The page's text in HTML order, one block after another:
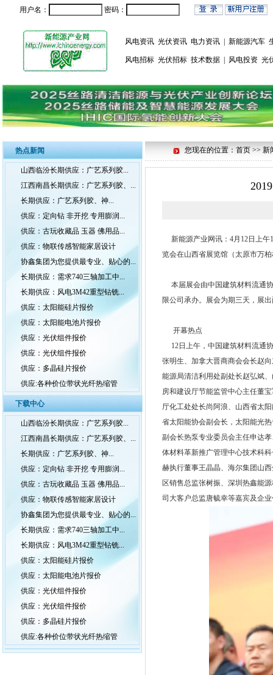
用户名： 密码：
风电资讯 光伏资讯 电力资讯 新能源汽车
风电招标 光伏招标 技术数据 风电投资 光
热点新闻
山西临汾长期供应：广艺系列胶...
江西南昌长期供应：广艺系列胶、...
长期供应：广艺系列胶、神...
供应：定向钻 非开挖 专用膨润...
供应：古玩收藏品 玉器 佛用品...
供应：物联传感智能家居设计
协鑫集团为您提供最专业、贴心的...
长期供应：需求740三轴加工中...
长期供应：风电3M42重型钻铣...
供应：太阳能硅片报价
供应：太阳能电池片报价
供应：光伏组件报价
供应：光伏组件报价
供应：多晶硅片报价
供应:各种价位带状光纤热缩管
下载中心
山西临汾长期供应：广艺系列胶...
江西南昌长期供应：广艺系列胶、...
长期供应：广艺系列胶、神...
供应：定向钻 非开挖 专用膨润...
供应：古玩收藏品 玉器 佛用品...
供应：物联传感智能家居设计
协鑫集团为您提供最专业、贴心的...
长期供应：需求740三轴加工中...
长期供应：风电3M42重型钻铣...
供应：太阳能硅片报价
供应：太阳能电池片报价
供应：光伏组件报价
供应：光伏组件报价
供应：多晶硅片报价
供应:各种价位带状光纤热缩管
您现在的位置：首页 >> 新
新能源产业网讯： 4月12日上午
览会在山西省展览馆（太原市万
本届展会由中国建筑材料流通
限公司承办。展会为期三天，展
开幕热点
12日上午，中国建筑材料流通
张明生、加拿大晋商商会会长赵
能源局清洁利用处副处长赵弘斌
房和建设厅节能监管中心主任董
厅化工处处长尚阿浪、山西省太
省太阳能协会副会长，太阳能光
副会长热泵专业委员会主任申达
体材料革新推广管理中心技术科
赫执行董事王晶晶、海尔集团山
区销售总监张树振、深圳热鑫能
司大客户总监唐毓幸等嘉宾及企